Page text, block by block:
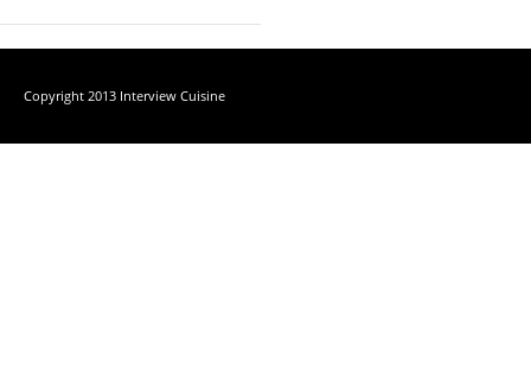
Copyright 2013 Interview Cuisine